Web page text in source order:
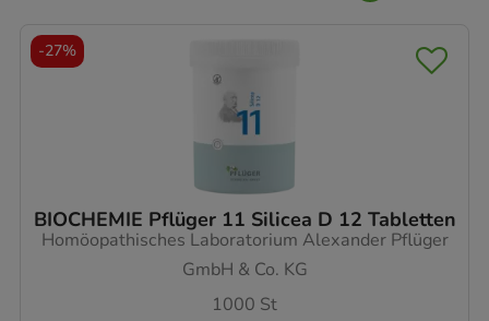
BIOCHEMIE Pflüger 11 Silicea D 12 Tabletten
Homöopathisches Laboratorium Alexander Pflüger
GmbH & Co. KG
1000 St
-27%